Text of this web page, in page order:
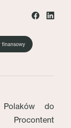
finansowy
Polaków do